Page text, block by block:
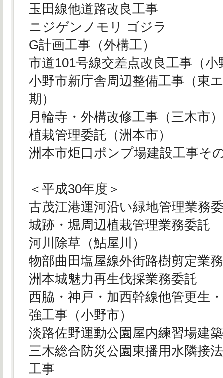
玉田線他道路改良工事
ニジゲンノモリ ゴジラ
G計画工事（外構工）
市道101号線交差点改良工事（小
小野市新庁舎周辺整備工事（東
期）
月輪寺・外構改修工事（三木市）
植栽管理委託（洲本市）
洲本市炬口ポンプ場建設工事そ
＜平成30年度＞
古茂江港運河沿い緑地管理業務
城跡・堀周辺植栽管理業務委託
河川除草（鮎屋川）
物部曲田塩屋線外街路樹剪定業
洲本城魅力再生伐採業務委託
西脇・神戸・加西幹線他管更生
強工事（小野市）
淡路佐野運動公園屋内練習場建
三木総合防災公園東播用水隣接
工事